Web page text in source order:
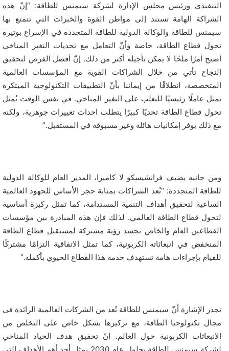
التنفيذي ورئيس مجلس الإدارة لشركة سيمنس للطاقة: “إنّ هذه
الشراكة الهامة تستند إلى مواطن القوة والخبرات التي تتمتع بها
سيمنس للطاقة والوكالة الدولية للطاقة المتجددة في الإسراع بوتيرة
تحول قطاع الطاقة، خاصة وأنّ التعامل مع تحديات التغير المناخي
أصبح أمرًا ملحًا لا يمكن تأجيله أكثر من ذلك. إنّ أفضل الفرص لتحقيق
النجاح تأتي من خلال الشراكات القوية مع المؤسسات العالمية
المتخصصة، انطلاقًا من إيماننا بأنّ التطبيقات التكنولوجية المبتكرة
تمثل عاملًا رئيسيًا للتغلب على التغير المناخي. في نفس الوقت يُمثل
تحول قطاع الطاقة تحديًا كبيرًا يتطلب احداث تغييرات جوهرية، ولكنه
مع ذلك يوفر إمكانيات هائلة وغير مسبوقة في المستقبل.
”
ومن جانبه يضيف فرانشيسكو لا كاميرا، المدير العام للوكالة الدولية
للطاقة المتجددة: “تُعد الشراكات بمثابة حجر الأساس للجهود العالمية
الساعية لتحقيق أهداف التنمية المستدامة، كما تمثل ركيزة أساسية
لتحول قطاع الطاقة العالمي. لذلك فإن هذه المبادرة بين مؤسسات
القطاعين العام والخاص تجسد رؤية مشتركة لمستقبل قطاع الطاقة
المنخفض في انبعاثاته الكربونية، كما تمثل الاتفاقية التزامًا مشتركًا
للقيام بإجراءات هامة تستهدف خدمة هذا القطاع الحيوي بأكمله.”
تجدر الإشارة أنّ سيمنس للطاقة تُعد من الشركات العالمية الرائدة في
مجال تكنولوجيا الطاقة، مع تركيزها بشكل خاص على التخلص من
الانبعاثات الكربونية حول العالم. إنّ تحقيق هدف الحياد المناخي